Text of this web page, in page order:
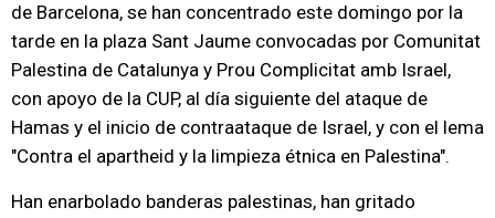
de Barcelona, se han concentrado este domingo por la
tarde en la plaza Sant Jaume convocadas por Comunitat
Palestina de Catalunya y Prou Complicitat amb Israel,
con apoyo de la CUP, al día siguiente del ataque de
Hamas y el inicio de contraataque de Israel, y con el lema
"Contra el apartheid y la limpieza étnica en Palestina".
Han enarbolado banderas palestinas, han gritado